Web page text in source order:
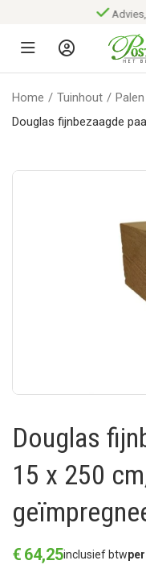
Home / Tuinhout / Palen
Douglas fijnbezaagde
Douglas
15 x 250
€ 64,25inclusief btw